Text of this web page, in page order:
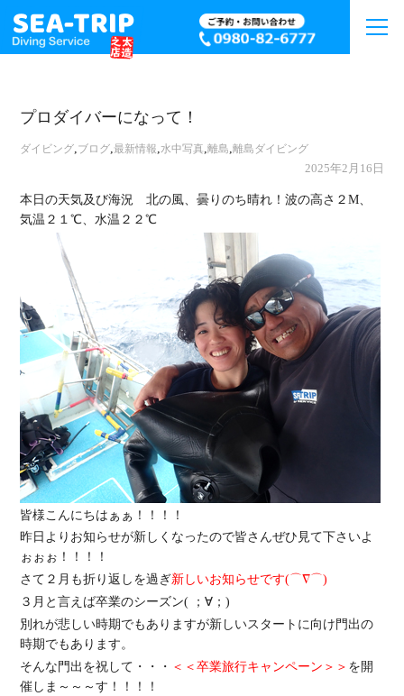
プロダイバーになって！
ダイビング,ブログ,最新情報,水中写真,離島,離島ダイビング
2025年2月16日
本日の天気及び海況 北の風、曇りのち晴れ！波の高さ２M、
気温２１℃、水温２２℃
皆様こんにちはぁぁ！！！！
昨日よりお知らせが新しくなったので皆さんぜひ見て下さいよ
ぉぉぉ！！！！
さて２月も折り返しを過ぎ新しいお知らせです(⌒∇⌒)
３月と言えば卒業のシーズン( ；∀；)
別れが悲しい時期でもありますが新しいスタートに向け門出の
時期でもあります。
そんな門出を祝して・・・ ＜＜卒業旅行キャンペーン＞＞ を開
催しま～～～す！！！！